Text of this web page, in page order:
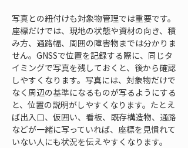
写真との紐付けも対象物管理では重要です。
座標だけでは、現地の状態や資材の向き、積
み方、通路幅、周囲の障害物までは分かりま
せん。GNSSで位置を記録する際に、同じタ
イミングで写真を残しておくと、後から確認
しやすくなります。写真には、対象物だけで
なく周辺の基準になるものが写るようにする
と、位置の説明がしやすくなります。たとえ
ば出入口、仮囲い、看板、既存構造物、通路
などが一緒に写っていれば、座標を見慣れて
いない人にも状況を伝えやすくなります。